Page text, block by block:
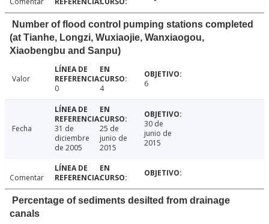
Number of flood control pumping stations completed
(at Tianhe, Longzi, Wuxiaojie, Wanxiaogou,
Xiaobengbu and Sanpu)
Valor
0
4 6
Fecha
31 de
diciembre
de 2005
25 de
junio de
2015
30 de
junio de
2015
Comentar
Percentage of sediments desilted from drainage
canals